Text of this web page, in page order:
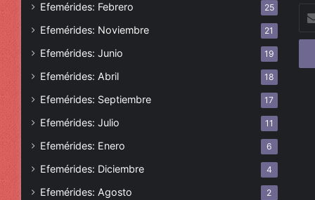
Efemérides: Febrero 25
Efemérides: Noviembre 21
Efemérides: Junio 19
Efemérides: Abril 18
Efemérides: Septiembre 17
Efemérides: Julio 11
Efemérides: Enero 6
Efemérides: Diciembre 4
Efemérides: Agosto 2